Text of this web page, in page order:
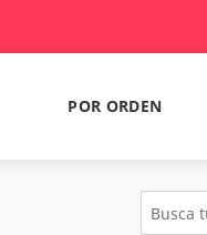
POR ORDEN